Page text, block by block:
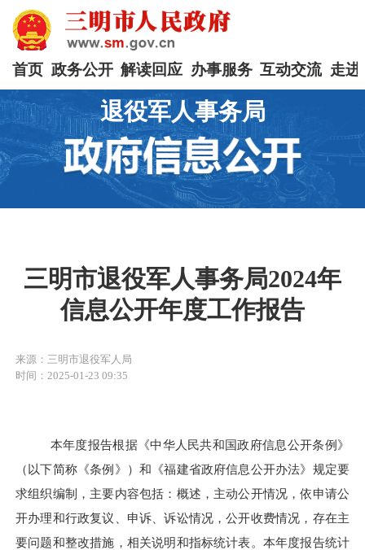
首页 政务公开 解读回应 办事服务 互动交流 走进
退役军人事务局
三明市退役军人事务局2024年
信息公开年度工作报告
来源：三明市退役军人局
时间：2025-01-23 09:35
本年度报告根据《中华人民共和国政府信息公开条例》
（以下简称《条例》）和《福建省政府信息公开办法》规定要
求组织编制，主要内容包括：概述，主动公开情况，依申请公
开办理和行政复议、申诉、诉讼情况，公开收费情况，存在主
要问题和整改措施，相关说明和指标统计表。本年度报告统计